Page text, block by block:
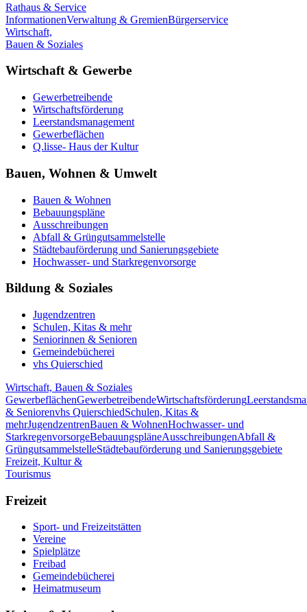
Rathaus & Service
InformationenVerwaltung & GremienBürgerservice
Wirtschaft,
Bauen & Soziales
Wirtschaft & Gewerbe
Gewerbetreibende
Wirtschaftsförderung
Leerstandsmanagement
Gewerbeflächen
Q.lisse- Haus der Kultur
Bauen, Wohnen & Umwelt
Bauen & Wohnen
Bebauungspläne
Ausschreibungen
Abfall & Grüngutsammelstelle
Städtebauförderung und Sanierungsgebiete
Hochwasser- und Starkregenvorsorge
Bildung & Soziales
Jugendzentren
Schulen, Kitas & mehr
Seniorinnen & Senioren
Gemeindebücherei
vhs Quierschied
Wirtschaft, Bauen & Soziales
GewerbeflächenGewerbetreibendeWirtschaftsförderung
& Seniorenvhs QuierschiedSchulen, Kitas &
mehrJugendzentrenBauen & WohnenHochwasser- und
StarkregenvorsorgeBebauungspläneAusschreibungenAbfall &
GrüngutsammelstelleStädtebauförderung und Sanierungsgebiete
Freizeit, Kultur &
Tourismus
Freizeit
Sport- und Freizeitstätten
Vereine
Spielplätze
Freibad
Gemeindebücherei
Heimatmuseum